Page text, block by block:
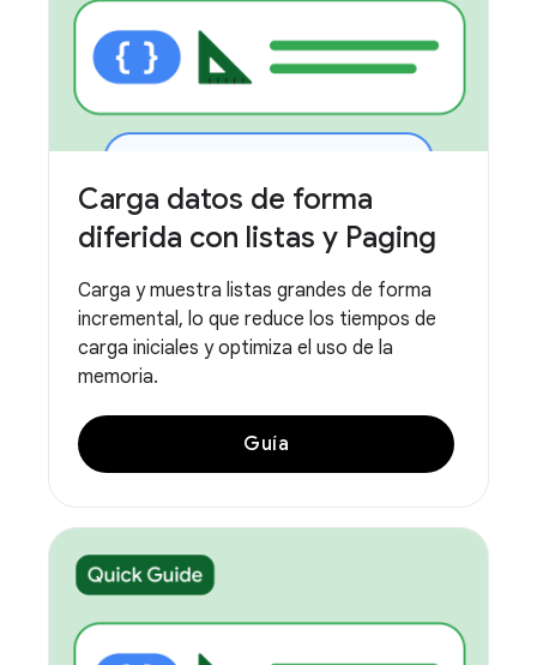
Carga datos de forma
diferida con listas y Paging
Carga y muestra listas grandes de forma
incremental, lo que reduce los tiempos de
carga iniciales y optimiza el uso de la
memoria.
Guía